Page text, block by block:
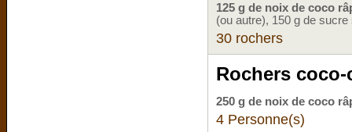
125 g de noix de coco
(ou autre), 150 g de sucre
30 rochers
Rochers
250 g de noix de coco
4 Personne(s)